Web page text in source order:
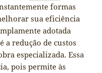
formas
sua eficiência
adotada
a redução de custos
especializada. Essa
pois permite às